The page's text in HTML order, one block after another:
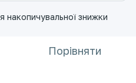
накопичувальної знижки
Порівняти